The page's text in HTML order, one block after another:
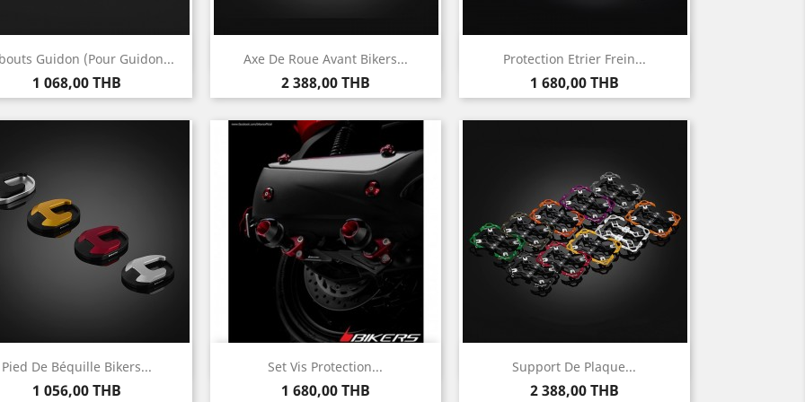
Guidon (pour Guidon...
Prix
1 068,00 THB
Aperçu rapide Axe De Roue Avant Bikers...
Prix
2 388,00 THB
 Aperçu rapide Protection Etrier Frein...
Prix
1 680,00 THB
Aperçu rapide
Pied De Béquille Bikers...
Prix
1 056,00 THB
Aperçu rapide Set Vis Protection...
Prix
1 680,00 THB
Aperçu rapide Support De Plaque...
Prix
2 388,00 THB
Aperçu rapide